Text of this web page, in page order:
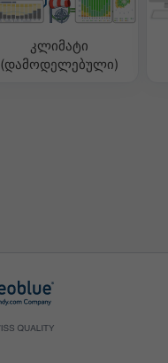
კლიმატი
(დამოდელებული)